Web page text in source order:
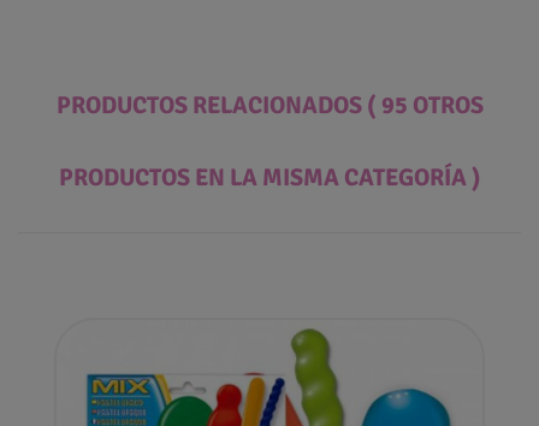
PRODUCTOS RELACIONADOS ( 95 OTROS
PRODUCTOS EN LA MISMA CATEGORÍA )